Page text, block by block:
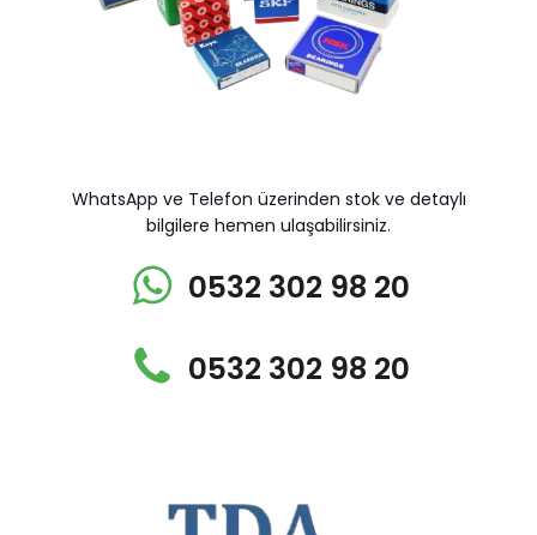
WhatsApp ve Telefon üzerinden stok ve detaylı
bilgilere hemen ulaşabilirsiniz.
0532 302 98 20
0532 302 98 20